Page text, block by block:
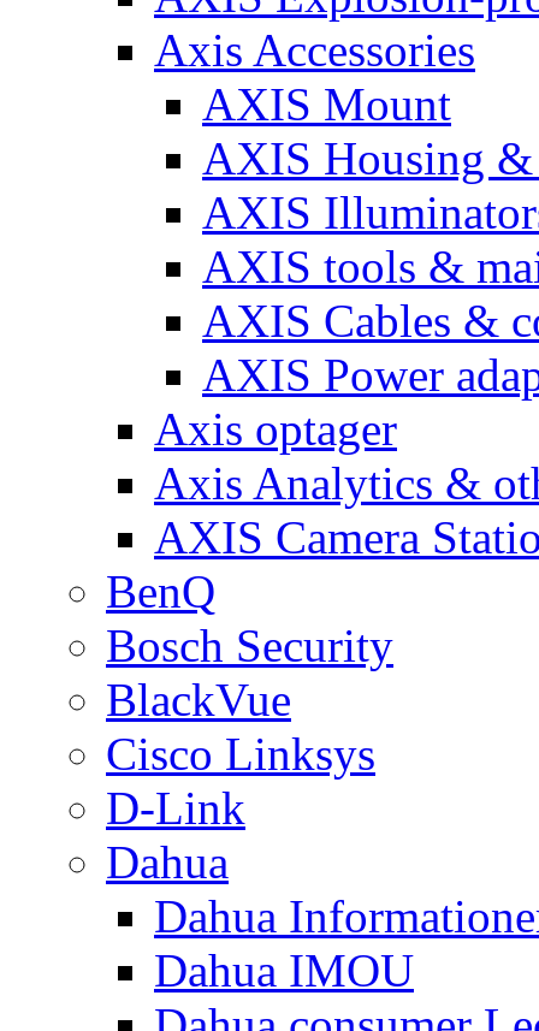
Axis Accessories
AXIS Mount
AXIS Housing &
AXIS
AXIS tools &
AXIS Cables &
AXIS Power
Axis optager
Axis Analytics &
AXIS Camera
BenQ
Bosch Security
BlackVue
Cisco Linksys
D-Link
Dahua
Dahua
Dahua IMOU